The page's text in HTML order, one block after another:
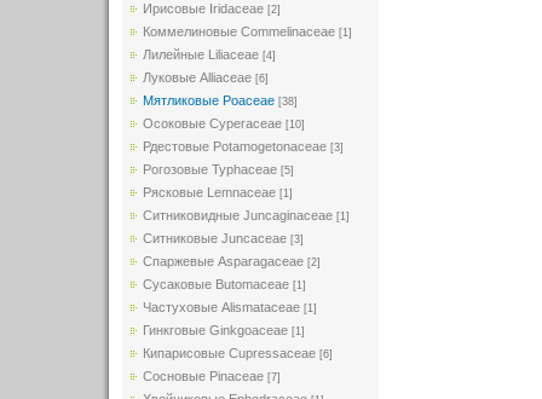
Ирисовые Iridaceae [2]
Коммелиновые Commelinaceae [1]
Лилейные Liliaceae [4]
Луковые Alliaceae [6]
Мятликовые Poaceae [38]
Осоковые Cyperaceae [10]
Рдестовые Potamogetonaceae [3]
Рогозовые Typhaceae [5]
Рясковые Lemnaceae [1]
Ситниковидные Juncaginaceae [1]
Ситниковые Juncaceae [3]
Спаржевые Asparagaceae [2]
Сусаковые Butomaceae [1]
Частуховые Alismataceae [1]
Гинкговые Ginkgoaceae [1]
Кипарисовые Cupressaceae [6]
Сосновые Pinaceae [7]